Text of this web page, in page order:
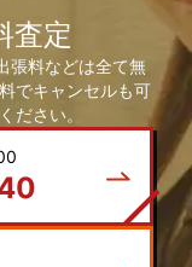
査定
張料などは全て無
でキャンセルも可
ださい。